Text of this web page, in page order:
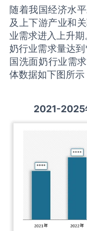
随着我国经济水
及上下游产业和
业需求进入上升
奶行业需求量达
国洗面奶行业需
体数据如下图所示
2021-2025